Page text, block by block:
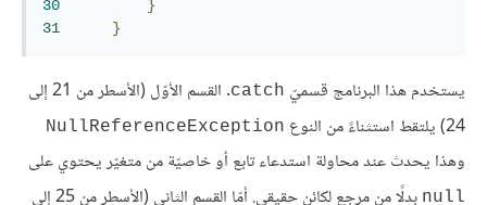
30
}
31
}
يستخدم هذا البرنامج قسميّ catch
. القسم الأوّل (الأسطر من 21 إلى
24) يلتقط استثناءً من النوع
NullReferenceException
وهذا يحدث عند محاولة استدعاء تابع أو خاصيّة من متغيّر يحتوي على
null
بدلًا من مرجع لكائن حقيقي. أمّا القسم الثاني (الأسطر من 25 إلى